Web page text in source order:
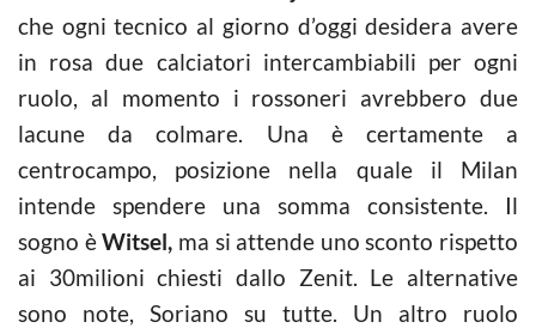
che ogni tecnico al giorno d’oggi desidera avere
in rosa due calciatori intercambiabili per ogni
ruolo, al momento i rossoneri avrebbero due
lacune da colmare. Una è certamente a
centrocampo, posizione nella quale il Milan
intende spendere una somma consistente. Il
sogno èWitsel, ma si attende uno sconto rispetto
ai 30milioni chiesti dallo Zenit. Le alternative
sono note, Soriano su tutte. Un altro ruolo